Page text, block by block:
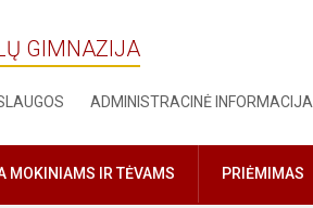
GIMNAZIJA
ADMINISTRACINĖ INFORMACIJA
MOKINIAMS IR TĖVAMS PRIĖMIMAS